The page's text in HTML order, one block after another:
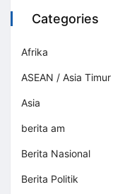
Categories
Afrika
ASEAN / Asia Timur
Asia
berita am
Berita Nasional
Berita Politik